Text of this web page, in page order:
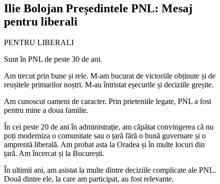
Ilie Bolojan Președintele PNL: Mesaj
pentru liberali
PENTRU LIBERALI
Sunt în PNL de peste 30 de ani.
Am trecut prin bune și rele. M-am bucurat de victoriile obținute și de
reușitele primarilor noștri. M-au întristat eșecurile și deciziile greșite.
Am cunoscut oameni de caracter. Prin prieteniile legate, PNL a fost
pentru mine a doua familie.
În cei peste 20 de ani în administrație, am căpătat convingerea că nu
poți moderniza o comunitate sau o țară fără o bună guvernare și o
amprentă liberală. Am probat asta la Oradea și în multe locuri din
țară. Am încercat și la București.
În ultimii ani, am asistat la multe dintre deciziile complicate ale PNL.
Două dintre ele, la care am participat, au fost relevante.